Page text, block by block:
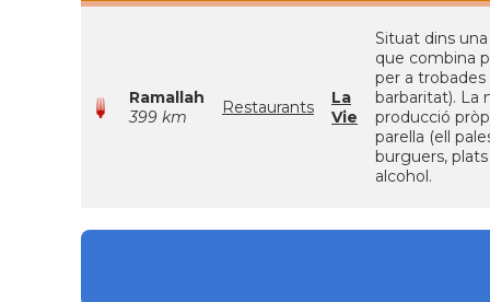
Ramallah
399 km
Restaurants
La
Vie
Situat dins
que combina
per a
barbaritat). La
producció
parella (ell
burguers,
alcohol.